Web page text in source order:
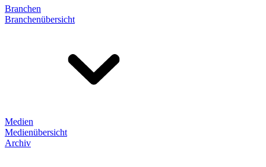
Branchen
Branchenübersicht
Medien
Medienübersicht
Archiv